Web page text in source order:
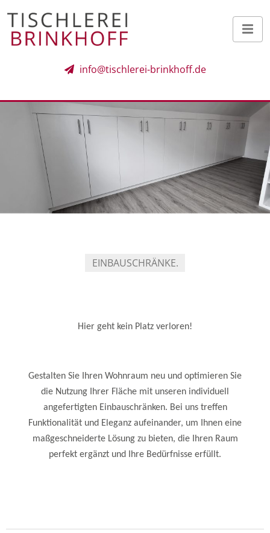
info@tischlerei-brinkhoff.de
EINBAUSCHRÄNKE.
Hier geht kein Platz verloren!
Gestalten Sie Ihren Wohnraum neu und optimieren Sie
die Nutzung Ihrer Fläche mit unseren individuell
angefertigten Einbauschränken. Bei uns treffen
Funktionalität und Eleganz aufeinander, um Ihnen eine
maßgeschneiderte Lösung zu bieten, die Ihren Raum
perfekt ergänzt und Ihre Bedürfnisse erfüllt.